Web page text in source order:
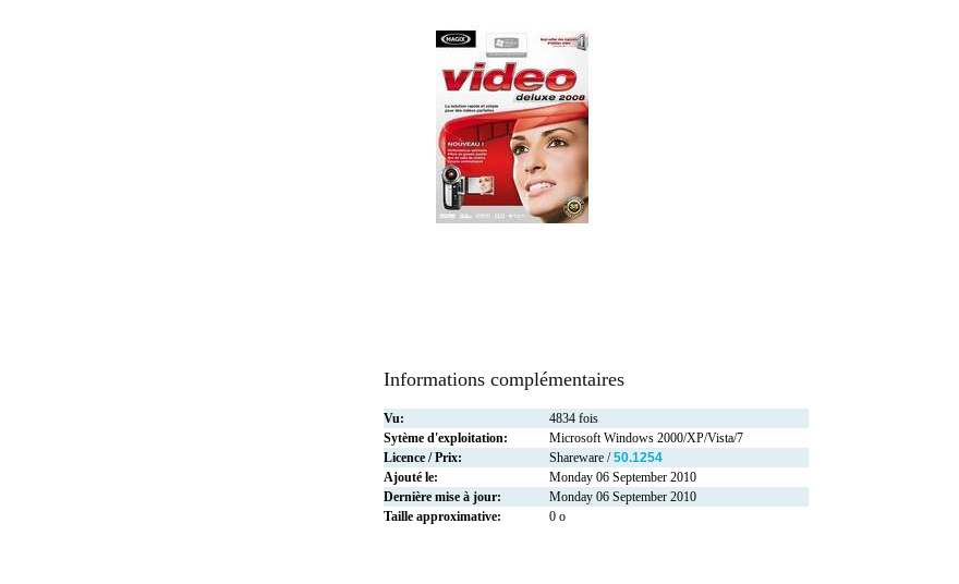
Informations complémentaires
Vu:
4834 fois
Sytème d'exploitation:
Microsoft Windows 2000/XP/Vista/7
Licence / Prix:
Shareware /50.1254
Ajouté le:
Monday 06 September 2010
Dernière mise à jour:
Monday 06 September 2010
Taille approximative:
0 o